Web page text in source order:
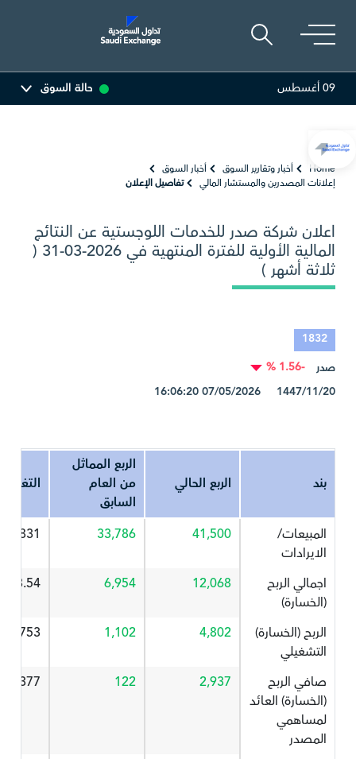
81.80
09 أغسطس حالة السوق
Home أخبار وتقارير السوق
أخبار السوق
إعلانات المصدرين والمستشار المالي
تفاصيل الإعلان
اعلان شركة صدر للخدمات اللوجستية عن النتائج
المالية الأولية للفترة المنتهية في 2026-03-31 (
ثلاثة أشهر )
1832
صدر
-1.56 %
1447/11/20 07/05/2026 16:06:20
بند الربع الحالي
الربع المماثل
من العام
السابق
التغير%
المبيعات/
الايرادات
41,500
33,786
22.831
اجمالي الربح
(الخسارة)
12,068
6,954
73.54
الربح (الخسارة)
التشغيلي
4,802
1,102
صافي الربح
(الخسارة) العائد
لمساهمي
المصدر
2,937
122